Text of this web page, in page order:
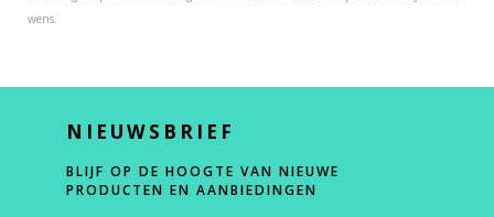
wens.
NIEUWSBRIEF
BLIJF OP DE HOOGTE VAN NIEUWE
PRODUCTEN EN AANBIEDINGEN